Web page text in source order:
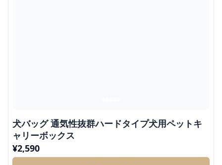
犬バッグ 通気性抜群ハードタイプ犬用ペットキ
ャリーボックス
¥2,590